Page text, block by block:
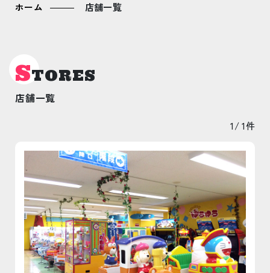
ホーム 店舗一覧
STORES
店舗一覧
1/ 1件